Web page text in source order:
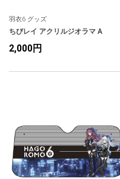
羽衣6 グッズ
ちびレイ アクリルジオラマ A
2,000円